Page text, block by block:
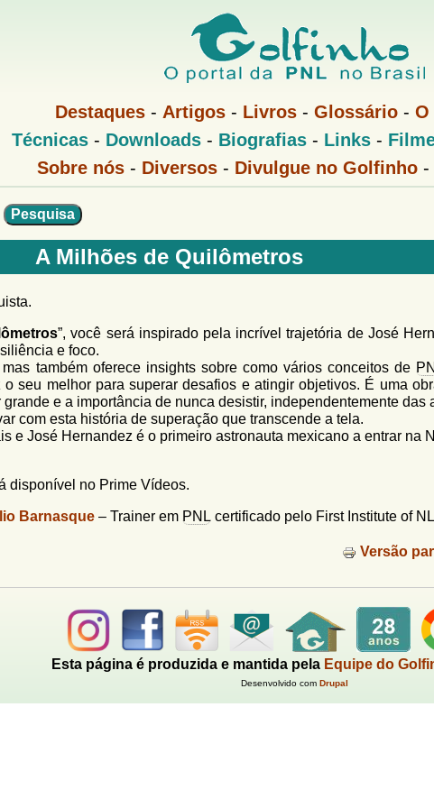
Pular
para
o
principal
Destaques - Artigos - Livros - Glossário - O
Técnicas- Downloads- Biografias- Links-
Sobre nós- Diversos- Divulgue no Golfinho-
A Milhões de Quilômetros
”, você será inspirado pela incrível trajetória de José
e foco.
também oferece insights sobre como vários conceitos de
seu melhor para superar desafios e atingir objetivos. É uma
grande e a importância de nunca desistir, independentemente das
com esta história de superação que transcende a tela.
e José Hernandez é o primeiro astronauta mexicano a entrar na
disponível no Prime Vídeos.
Barnasque– Trainer em PNLcertificado pelo First Institute of
Versão
Esta página é produzida e mantida pela Equipe do
Desenvolvido com Drupal